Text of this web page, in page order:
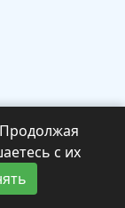
с их